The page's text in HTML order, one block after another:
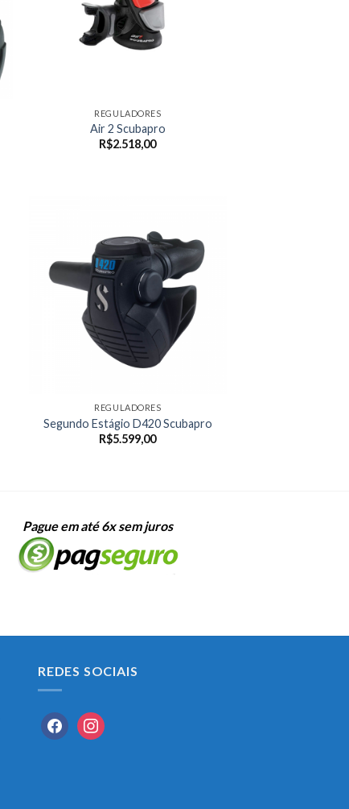
REGULADORES
Air 2 Scubapro
R$2.518,00
REGULADORES
Segundo Estágio D420 Scubapro
R$5.599,00
Pague em até 6x sem juros
REDES SOCIAIS
facebookinstagram